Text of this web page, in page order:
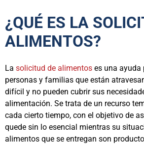
¿QUÉ ES LA
ALIMENTOS?
La solicitud de alimentos es una ayuda
personas y familias que están
difícil y no pueden cubrir sus
alimentación. Se trata de un recurso
cada cierto tiempo, con el objetivo de
quede sin lo esencial mientras su
alimentos que se entregan son